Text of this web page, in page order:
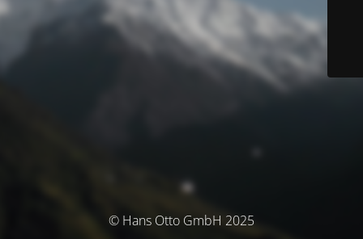
© Hans Otto GmbH 2025